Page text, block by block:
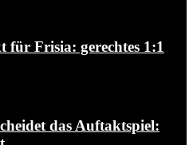
Frisia: gerechtes 1:1
das Auftaktspiel: